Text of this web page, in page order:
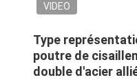
VIDEO
Type
poutre de
double d'acier